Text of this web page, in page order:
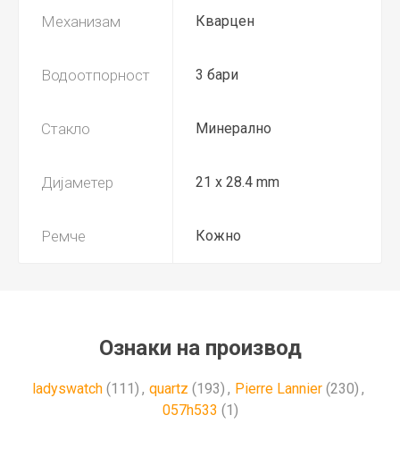
Механизам Кварцен
Водоотпорност 3 бари
Стакло Минерално
Дијаметер 21 x 28.4 mm
Ремче Кожно
Ознаки на производ
ladyswatch (111) , quartz (193) , Pierre Lannier (230) ,
057h533 (1)